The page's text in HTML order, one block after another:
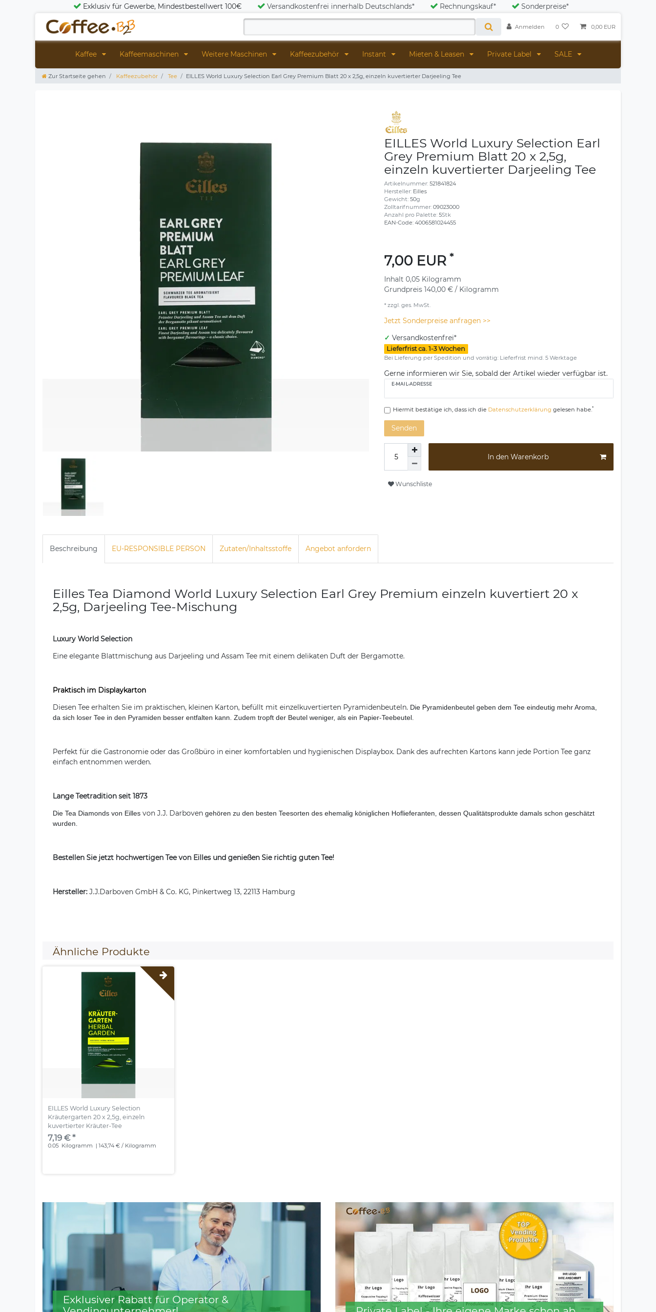
Exklusiv für Gewerbe, Mindestbestellwert 100€ Versandkostenfrei innerhalb Deutschlands* Rechnungskauf* Sonderpreise*
Anmelden 0 0,00 EUR
Kaffee Kaffeemaschinen Weitere Maschinen Kaffeezubehör Instant Mieten & Leasen Private Label SALE
Zur Startseite gehen Kaffeezubehör Tee EILLES World Luxury Selection Earl Grey Premium Blatt 20 x 2,5g, einzeln kuvertierter Darjeeling Tee
EILLES World Luxury Selection Earl
Grey Premium Blatt 20 x 2,5g,
einzeln kuvertierter Darjeeling Tee
Artikelnummer: 521841824
Hersteller: Eilles
Gewicht: 50g
Zolltarifnummer: 09023000
Anzahl pro Palette: 5Stk
EAN-Code: 4006581024455
7,00 EUR *
Inhalt 0,05 Kilogramm
Grundpreis 140,00 € / Kilogramm
* zzgl. ges. MwSt.
Jetzt Sonderpreise anfragen >>
✓ Versandkostenfrei*
Lieferfrist ca. 1-3 Wochen
Bei Lieferung per Spedition und vorrätig: Lieferfrist mind. 5 Werktage
Gerne informieren wir Sie, sobald der Artikel wieder verfügbar ist.
E-MAIL-ADRESSE
Hiermit bestätige ich, dass ich die Daten­schutz­erklärung gelesen habe.*
Senden
In den Warenkorb
Wunschliste
Beschreibung EU-RESPONSIBLE PERSON Zutaten/Inhaltsstoffe Angebot anfordern
Eilles Tea Diamond World Luxury Selection Earl Grey Premium einzeln kuvertiert 20 x
2,5g, Darjeeling Tee-Mischung
Luxury World Selection
Eine elegante Blattmischung aus Darjeeling und Assam Tee mit einem delikaten Duft der Bergamotte.
Praktisch im Displaykarton
Diesen Tee erhalten Sie im praktischen, kleinen Karton, befüllt mit einzelkuvertierten Pyramidenbeuteln. Die Pyramidenbeutel geben dem Tee eindeutig mehr Aroma,
da sich loser Tee in den Pyramiden besser entfalten kann. Zudem tropft der Beutel weniger, als ein Papier-Teebeutel.
Perfekt für die Gastronomie oder das Großbüro in einer komfortablen und hygienischen Displaybox. Dank des aufrechten Kartons kann jede Portion Tee ganz
einfach entnommen werden.
Lange Teetradition seit 1873
Die Tea Diamonds von Eilles von J.J. Darboven gehören zu den besten Teesorten des ehemalig königlichen Hoflieferanten, dessen Qualitätsprodukte damals schon geschätzt
wurden.
Bestellen Sie jetzt hochwertigen Tee von Eilles und genießen Sie richtig guten Tee!
Hersteller: J.J.Darboven GmbH & Co. KG, Pinkertweg 13, 22113 Hamburg
Ähnliche Produkte
EILLES World Luxury Selection
Kräutergarten 20 x 2,5g, einzeln
kuvertierter Kräuter-Tee
7,19 € *
0.05 Kilogramm | 143,74 € / Kilogramm
Exklusiver Rabatt für Operator &